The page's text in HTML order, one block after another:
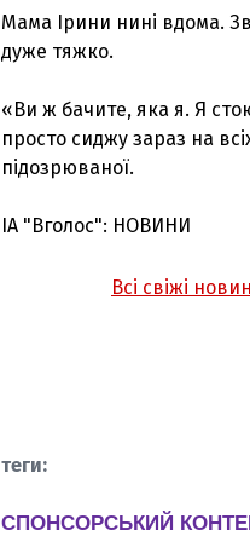
Мама Ірини нині вдома.
дуже тяжко.
«Ви ж бачите, яка я. Я
просто сиджу зараз на
підозрюваної.
ІА "Вголос": НОВИНИ
Всі свіжі